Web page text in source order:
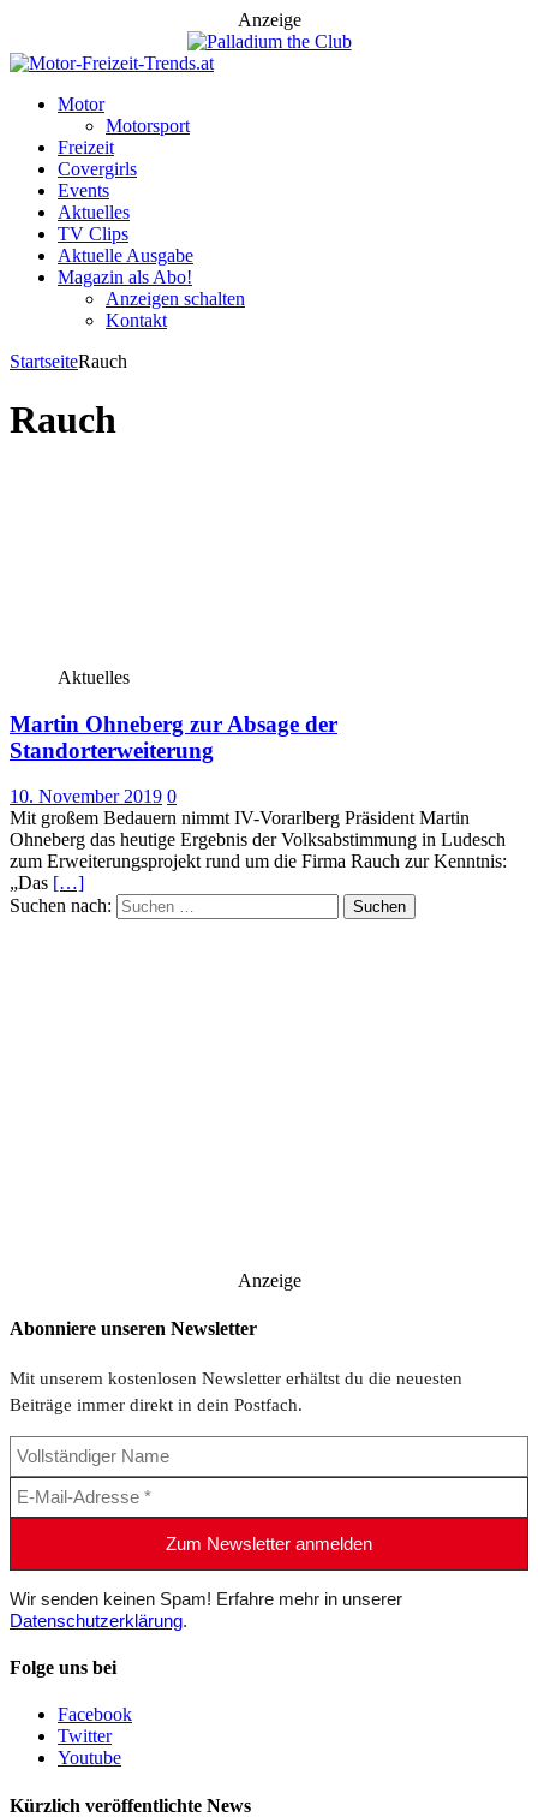
Anzeige
Motor
Motorsport
Freizeit
Covergirls
Events
Aktuelles
TV Clips
Aktuelle Ausgabe
Magazin als Abo!
Anzeigen schalten
Kontakt
StartseiteRauch
Rauch
Aktuelles
Martin Ohneberg zur Absage der
Standorterweiterung
10. November 2019 0
Mit großem Bedauern nimmt IV-Vorarlberg Präsident Martin
Ohneberg das heutige Ergebnis der Volksabstimmung in Ludesch
zum Erweiterungsprojekt rund um die Firma Rauch zur Kenntnis:
„Das […]
Suchen nach:
Anzeige
Abonniere unseren Newsletter
Mit unserem kostenlosen Newsletter erhältst du die neuesten
Beiträge immer direkt in dein Postfach.
Wir senden keinen Spam! Erfahre mehr in unserer
Datenschutzerklärung.
Folge uns bei
Facebook
Twitter
Youtube
Kürzlich veröffentlichte News